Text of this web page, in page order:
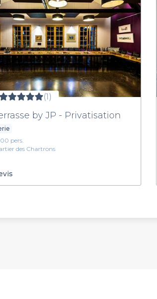
(1)
by JP - Privatisation
pers.
des Chartrons